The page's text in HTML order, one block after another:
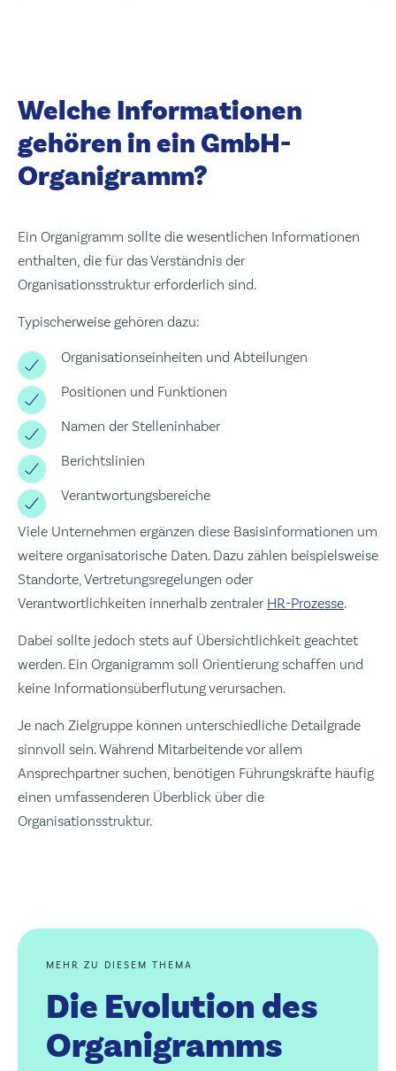
Welche Informationen
gehören in ein GmbH-
Organigramm?
Ein Organigramm sollte die wesentlichen Informationen
enthalten, die für das Verständnis der
Organisationsstruktur erforderlich sind.
Typischerweise gehören dazu:
Organisationseinheiten und Abteilungen
Positionen und Funktionen
Namen der Stelleninhaber
Berichtslinien
Verantwortungsbereiche
Viele Unternehmen ergänzen diese Basisinformationen um
weitere organisatorische Daten. Dazu zählen beispielsweise
Standorte, Vertretungsregelungen oder
Verantwortlichkeiten innerhalb zentraler HR-Prozesse.
Dabei sollte jedoch stets auf Übersichtlichkeit geachtet
werden. Ein Organigramm soll Orientierung schaffen und
keine Informationsüberflutung verursachen.
Je nach Zielgruppe können unterschiedliche Detailgrade
sinnvoll sein. Während Mitarbeitende vor allem
Ansprechpartner suchen, benötigen Führungskräfte häufig
einen umfassenderen Überblick über die
Organisationsstruktur.
MEHR ZU DIESEM THEMA
Die Evolution des
Organigramms